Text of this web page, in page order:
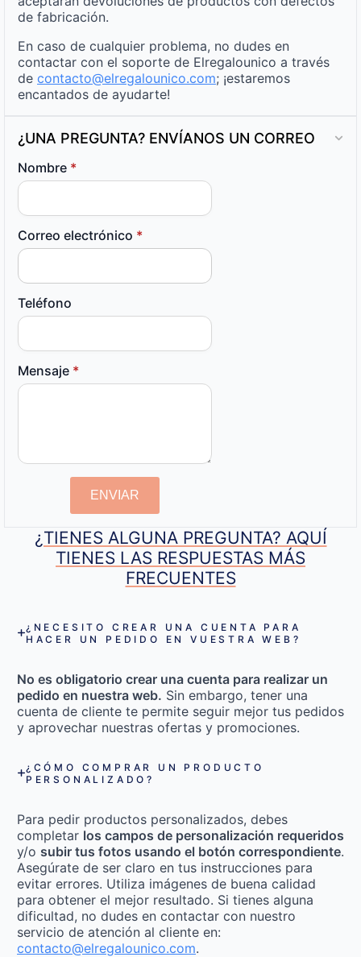
de fabricación.
En caso de cualquier problema, no dudes en
contactar con el soporte de Elregalounico a través
de contacto@elregalounico.com; ¡estaremos
encantados de ayudarte!
¿UNA PREGUNTA? ENVÍANOS UN CORREO
Nombre *
Correo electrónico *
Teléfono
Mensaje *
ENVIAR
¿TIENES ALGUNA PREGUNTA? AQUÍ
TIENES LAS RESPUESTAS MÁS
FRECUENTES
¿NECESITO CREAR UNA CUENTA PARA
HACER UN PEDIDO EN VUESTRA WEB?
No es obligatorio crear una cuenta para realizar un
pedido en nuestra web. Sin embargo, tener una
cuenta de cliente te permite seguir mejor tus pedidos
y aprovechar nuestras ofertas y promociones.
¿CÓMO COMPRAR UN PRODUCTO
PERSONALIZADO?
Para pedir productos personalizados, debes
completar los campos de personalización requeridos
y/o subir tus fotos usando el botón correspondiente.
Asegúrate de ser claro en tus instrucciones para
evitar errores. Utiliza imágenes de buena calidad
para obtener el mejor resultado. Si tienes alguna
dificultad, no dudes en contactar con nuestro
servicio de atención al cliente en:
contacto@elregalounico.com.